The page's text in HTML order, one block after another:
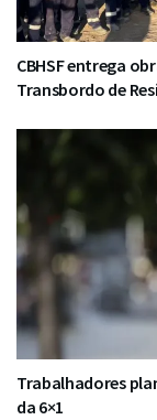
CBHSF entrega
Transbordo de
Trabalhadores
da 6×1